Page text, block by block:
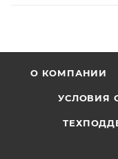
О КОМПАНИИ
УСЛОВИЯ